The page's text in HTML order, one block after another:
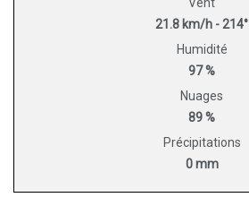
21.8 km/h - 214°
Humidité
97 %
Nuages
89 %
Précipitations
0 mm